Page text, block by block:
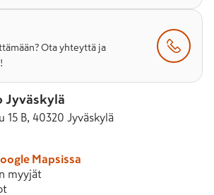
Ota yhteyttä ja
Jyväskylä
15 B, 40320 Jyväskylä
Mapsissa
myyjät